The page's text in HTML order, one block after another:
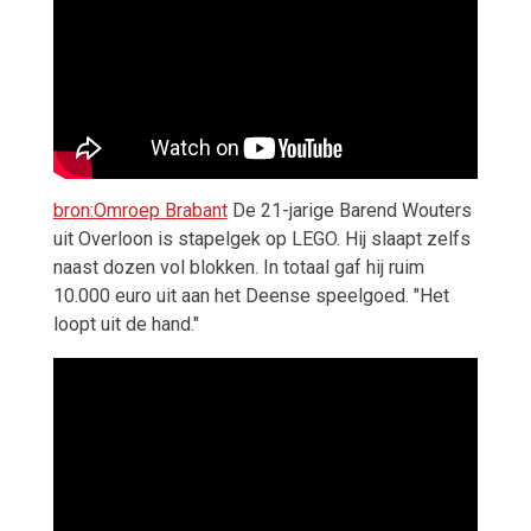
bron:Omroep BrabantDe 21-jarige Barend Wouters
uit Overloon is stapelgek op LEGO. Hij slaapt zelfs
naast dozen vol blokken. In totaal gaf hij ruim
10.000 euro uit aan het Deense speelgoed. "Het
loopt uit de hand."